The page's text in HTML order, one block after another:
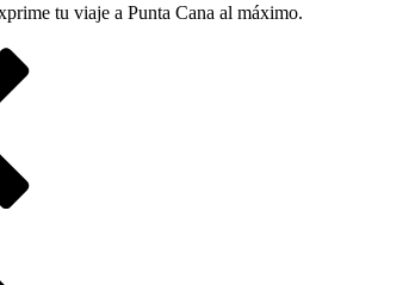
tu viaje a Punta Cana al máximo.